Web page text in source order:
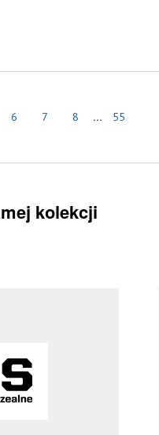
6 7 8 ... 55
kolekcji